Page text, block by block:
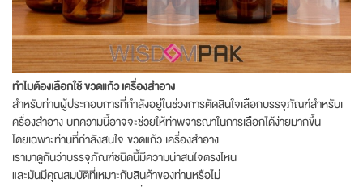
ทำไมต้องเลือกใช้ ขวดแก้ว เครื่องสำอาง
สำหรับท่านผู้ประกอบการที่กำลังอยู่ในช่วงการตัดสินใจเลือกบรรจุภัณฑ์สำหรับเ
ครื่องสำอาง บทความนี้อาจจะช่วยให้ท่าพิจารณาในการเลือกได้ง่ายมากขึ้น
โดยเฉพาะท่านที่กำลังสนใจ ขวดแก้ว เครื่องสำอาง
เรามาดูกันว่าบรรจุภัณฑ์ชนิดนี้มีความน่าสนใจตรงไหน
และมันมีคุณสมบัติที่เหมาะกับสินค้าของท่านหรือไม่